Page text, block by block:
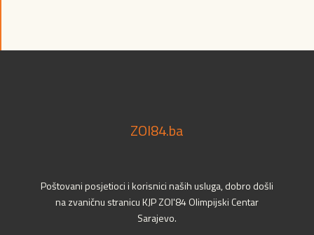
ZOI84.ba
Poštovani posjetioci i korisnici naših usluga, dobro došli
na zvaničnu stranicu KJP ZOI'84 Olimpijski Centar
Sarajevo.